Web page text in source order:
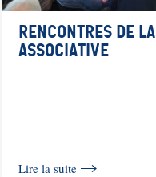
Rencontres de
associative
Lire la suite